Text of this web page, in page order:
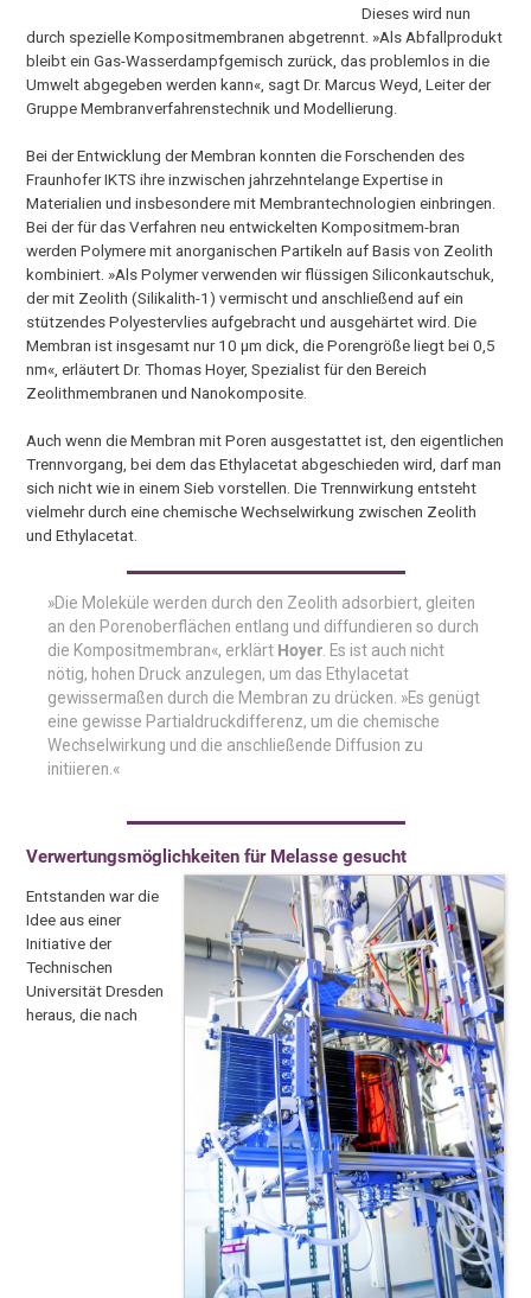
Dieses wird nun
durch spezielle Kompositmembranen abgetrennt. »Als Abfallprodukt
bleibt ein Gas-Wasserdampfgemisch zurück, das problemlos in die
Umwelt abgegeben werden kann«, sagt Dr. Marcus Weyd, Leiter der
Gruppe Membranverfahrenstechnik und Modellierung.
Bei der Entwicklung der Membran konnten die Forschenden des
Fraunhofer IKTS ihre inzwischen jahrzehntelange Expertise in
Materialien und insbesondere mit Membrantechnologien einbringen.
Bei der für das Verfahren neu entwickelten Kompositmem-bran
werden Polymere mit anorganischen Partikeln auf Basis von Zeolith
kombiniert. »Als Polymer verwenden wir flüssigen Siliconkautschuk,
der mit Zeolith (Silikalith-1) vermischt und anschließend auf ein
stützendes Polyestervlies aufgebracht und ausgehärtet wird. Die
Membran ist insgesamt nur 10 µm dick, die Porengröße liegt bei 0,5
nm«, erläutert Dr. Thomas Hoyer, Spezialist für den Bereich
Zeolithmembranen und Nanokomposite.
Auch wenn die Membran mit Poren ausgestattet ist, den eigentlichen
Trennvorgang, bei dem das Ethylacetat abgeschieden wird, darf man
sich nicht wie in einem Sieb vorstellen. Die Trennwirkung entsteht
vielmehr durch eine chemische Wechselwirkung zwischen Zeolith
und Ethylacetat.
»Die Moleküle werden durch den Zeolith adsorbiert, gleiten
an den Porenoberflächen entlang und diffundieren so durch
die Kompositmembran«, erklärt Hoyer. Es ist auch nicht
nötig, hohen Druck anzulegen, um das Ethylacetat
gewissermaßen durch die Membran zu drücken. »Es genügt
eine gewisse Partialdruckdifferenz, um die chemische
Wechselwirkung und die anschließende Diffusion zu
initiieren.«
Verwertungsmöglichkeiten für Melasse gesucht
Entstanden war die
Idee aus einer
Initiative der
Technischen
Universität Dresden
heraus, die nach